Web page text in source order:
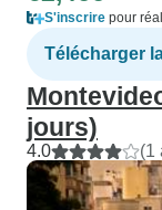
S'inscrire pour
Télécharger
jours)
4.0 (1